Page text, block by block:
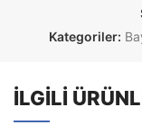
Kategoriler:
İLGILI